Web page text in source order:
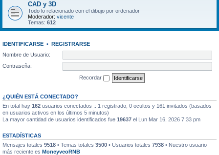
CAD y 3D
Todo lo relacionado con el dibujo por ordenador
Moderador: vicente
Temas: 612
IDENTIFICARSE • REGISTRARSE
Nombre de Usuario:
Contraseña:
Recordar
¿QUIÉN ESTÁ CONECTADO?
En total hay 162 usuarios conectados :: 1 registrado, 0 ocultos y 161 invitados (basados
en usuarios activos en los últimos 5 minutos)
La mayor cantidad de usuarios identificados fue 19637 el Lun Mar 16, 2026 7:33 pm
ESTADÍSTICAS
Mensajes totales 9518 • Temas totales 3500 • Usuarios totales 7938 • Nuestro usuario
más reciente es MoneyveoRNB